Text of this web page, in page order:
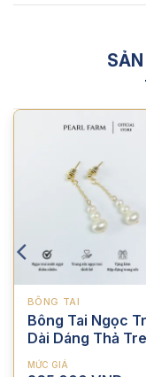
BÔNG TAI
Bông Tai Ngọc
Dài Dáng Thả
Viên Nụ Bi Vàng
MỨC GIÁ